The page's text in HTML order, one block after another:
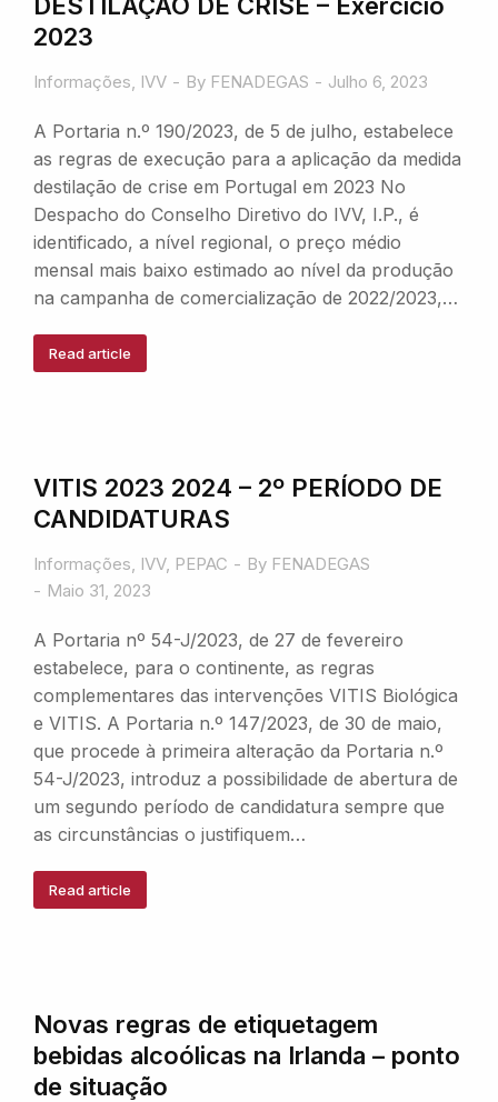
2023
Informações, IVV By FENADEGAS Julho 6, 2023
A Portaria n.º 190/2023, de 5 de julho, estabelece
as regras de execução para a aplicação da medida
destilação de crise em Portugal em 2023 No
Despacho do Conselho Diretivo do IVV, I.P., é
identificado, a nível regional, o preço médio
mensal mais baixo estimado ao nível da produção
na campanha de comercialização de 2022/2023,…
Read article
VITIS 2023 2024 – 2º PERÍODO DE
CANDIDATURAS
Informações, IVV, PEPAC By FENADEGAS
Maio 31, 2023
A Portaria nº 54-J/2023, de 27 de fevereiro
estabelece, para o continente, as regras
complementares das intervenções VITIS Biológica
e VITIS. A Portaria n.º 147/2023, de 30 de maio,
que procede à primeira alteração da Portaria n.º
54-J/2023, introduz a possibilidade de abertura de
um segundo período de candidatura sempre que
as circunstâncias o justifiquem…
Read article
Novas regras de etiquetagem
bebidas alcoólicas na Irlanda – ponto
de situação